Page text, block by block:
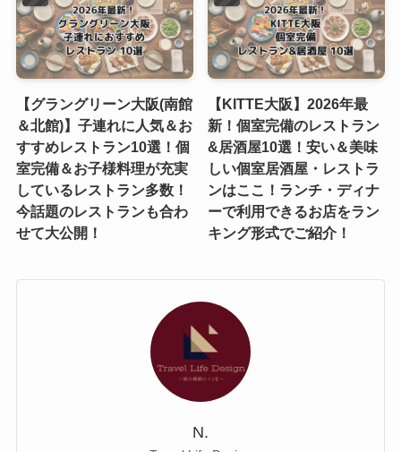
【グラングリーン大阪(南館
＆北館)】子連れに人気＆お
すすめレストラン10選！個
室完備＆お子様料理が充実
しているレストラン多数！
今話題のレストランも合わ
せて大公開！
【KITTE大阪】2026年最
新！個室完備のレストラン
&居酒屋10選！安い＆美味
しい個室居酒屋・レストラ
ンはここ！ランチ・ディナ
ーで利用できるお店をラン
キング形式でご紹介！
N.